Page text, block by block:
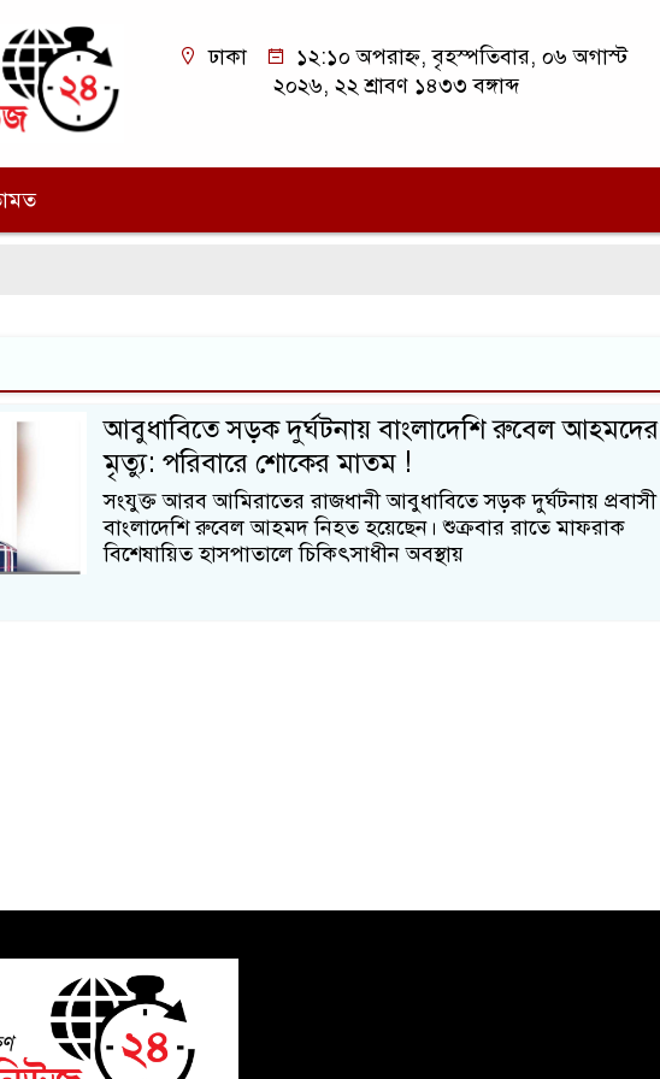
ঢাকা
১২:১০ অপরাহ্ন, বৃহস্পতিবার, ০৬ অগাস্ট
২০২৬, ২২ শ্রাবণ ১৪৩৩ বঙ্গাব্দ
আবুধাবিতে সড়ক দুর্ঘটনায় বাংলাদেশি রুবেল আহমদের
মৃত্যু: পরিবারে শোকের মাতম !
সংযুক্ত আরব আমিরাতের রাজধানী আবুধাবিতে সড়ক দুর্ঘটনায় প্রবাসী
বাংলাদেশি রুবেল আহমদ নিহত হয়েছেন। শুক্রবার রাতে মাফরাক
বিশেষায়িত হাসপাতালে চিকিৎসাধীন অবস্থায়